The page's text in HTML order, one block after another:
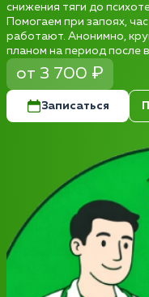
снижения тяги до
Помогаем при запоях,
работают. Анонимно,
планом на период после
от 3 700 ₽
Записаться